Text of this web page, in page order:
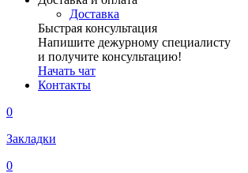
Доставка
Быстрая консультация
Напишите дежурному специалисту
и получите консультацию!
Начать чат
Контакты
0
Закладки
0